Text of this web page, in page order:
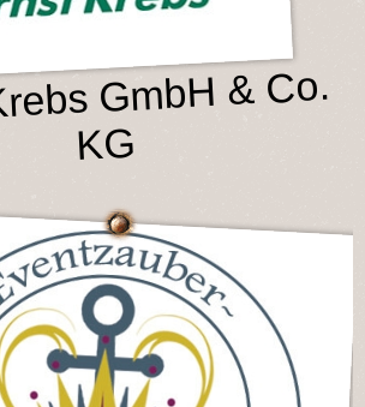
GmbH & Co.
KG